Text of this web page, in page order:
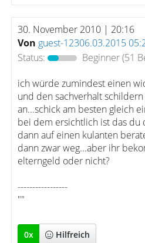
30. November 2010 | 20:16
Von guest-12306.03.2015
Status:
Beginner(51
ich würde zumindest einen
und den sachverhalt
an...schick am besten gleich
bei dem ersichtlich ist das du
dann auf einen kulanten
dann zwar weg...aber ihr
elterngeld oder nicht?
-----------------
""
0x Hilfreich